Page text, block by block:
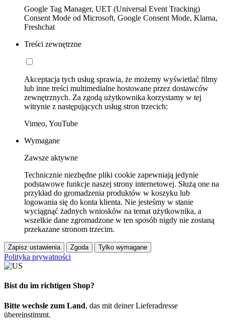
Google Tag Manager, UET (Universal Event Tracking)
Consent Mode od Microsoft, Google Consent Mode, Klarna,
Freshchat
Treści zewnętrzne
Akceptacja tych usług sprawia, że możemy wyświetlać filmy
lub inne treści multimedialne hostowane przez dostawców
zewnętrznych. Za zgodą użytkownika korzystamy w tej
witrynie z następujących usług stron trzecich:
Vimeo, YouTube
Wymagane
Zawsze aktywne
Technicznie niezbędne pliki cookie zapewniają jedynie
podstawowe funkcje naszej strony internetowej. Służą one na
przykład do gromadzenia produktów w koszyku lub
logowania się do konta klienta. Nie jesteśmy w stanie
wyciągnąć żadnych wniosków na temat użytkownika, a
wszelkie dane zgromadzone w ten sposób nigdy nie zostaną
przekazane stronom trzecim.
Zapisz ustawienia Zgoda Tylko wymagane
Polityka prywatności
Bist du im richtigen Shop?
Bitte wechsle zum Land, das mit deiner Lieferadresse
übereinstimmt.